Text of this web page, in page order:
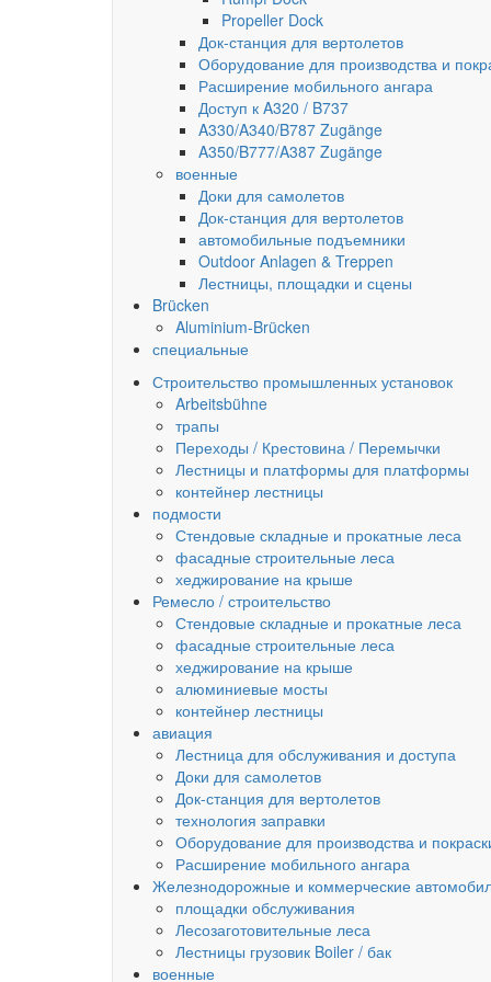
Propeller Dock
Док-станция для вертолетов
Оборудование для производства и
Расширение мобильного ангара
Доступ к A320 / B737
A330/A340/B787 Zugänge
A350/B777/A387 Zugänge
военные
Доки для самолетов
Док-станция для вертолетов
автомобильные подъемники
Outdoor Anlagen & Treppen
Лестницы, площадки и сцены
Brücken
Aluminium-Brücken
специальные
Строительство промышленных установок
Arbeitsbühne
трапы
Переходы / Крестовина / Перемычки
Лестницы и платформы для платформы
контейнер лестницы
подмости
Стендовые складные и прокатные леса
фасадные строительные леса
хеджирование на крыше
Ремесло / строительство
Стендовые складные и прокатные леса
фасадные строительные леса
хеджирование на крыше
алюминиевые мосты
контейнер лестницы
авиация
Лестница для обслуживания и доступа
Доки для самолетов
Док-станция для вертолетов
технология заправки
Оборудование для производства и
Расширение мобильного ангара
Железнодорожные и коммерческие
площадки обслуживания
Лесозаготовительные леса
Лестницы грузовик Boiler / бак
военные